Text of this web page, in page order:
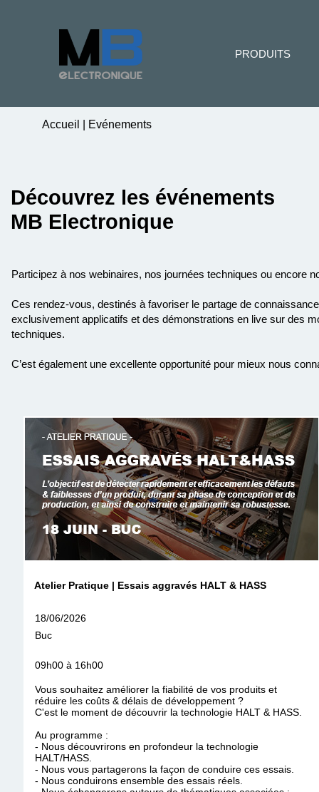
Accueil Evénements
Découvrez les événements
MB Electronique
18/06/2026
Buc
09h00 à 16h00
Vous souhaitez améliorer la fiabilité de vos produits et
réduire les coûts & délais de développement ?
C'est le moment de découvrir la technologie HALT & HASS.
Au programme :
- Nous découvrirons en profondeur la technologie
HALT/HASS.
- Nous vous partagerons la façon de conduire ces essais.
- Nous conduirons ensemble des essais réels.
Atelier Pratique | Essais aggravés HALT & HASS
Participez à nos webinaires, nos journées techniques ou encore
Ces rendez-vous, destinés à favoriser le partage de
exclusivement applicatifs et des démonstrations en live sur des
techniques.
C’est également une excellente opportunité pour mieux nous
PRODUITS